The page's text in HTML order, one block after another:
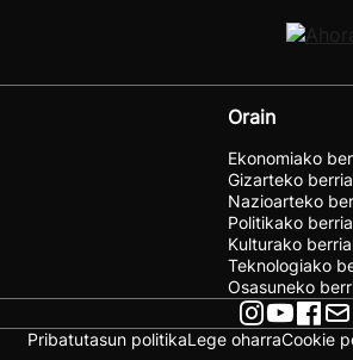
Orain
Ekonomiako
Gizarteko
Nazioarteko
Politikako
Kulturako
Teknologiako
Osasuneko
Pribatutasun politikaLege oharraCookie